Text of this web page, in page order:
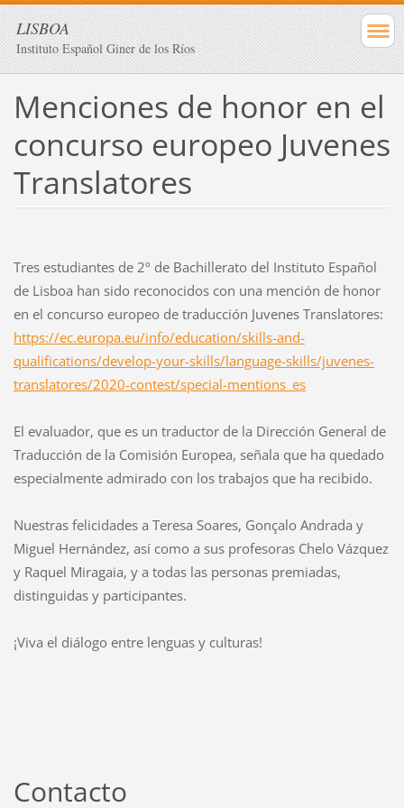
LISBOA
Instituto Español Giner de los Ríos
Menciones de honor en el
concurso europeo Juvenes
Translatores
Tres estudiantes de 2º de Bachillerato del Instituto Español
de Lisboa han sido reconocidos con una mención de honor
en el concurso europeo de traducción Juvenes Translatores:
https://ec.europa.eu/info/education/skills-and-
qualifications/develop-your-skills/language-skills/juvenes-
translatores/2020-contest/special-mentions_es
El evaluador, que es un traductor de la Dirección General de
Traducción de la Comisión Europea, señala que ha quedado
especialmente admirado con los trabajos que ha recibido.
Nuestras felicidades a Teresa Soares, Gonçalo Andrada y
Miguel Hernández, así como a sus profesoras Chelo Vázquez
y Raquel Miragaia, y a todas las personas premiadas,
distinguidas y participantes.
¡Viva el diálogo entre lenguas y culturas!
Contacto